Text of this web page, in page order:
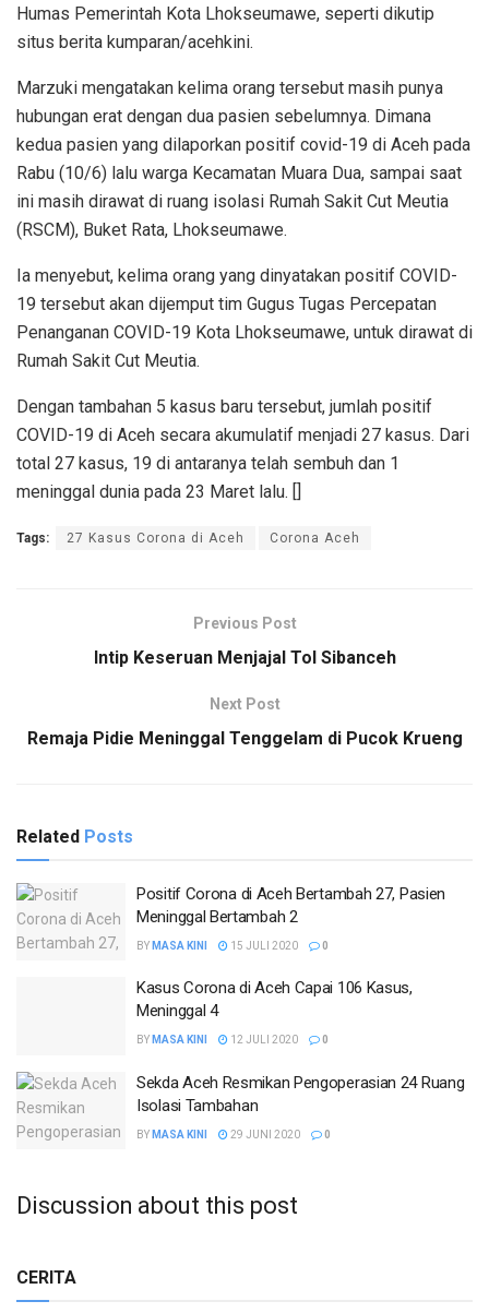
Humas Pemerintah Kota Lhokseumawe, seperti dikutip
situs berita kumparan/acehkini.
Marzuki mengatakan kelima orang tersebut masih punya
hubungan erat dengan dua pasien sebelumnya. Dimana
kedua pasien yang dilaporkan positif covid-19 di Aceh pada
Rabu (10/6) lalu warga Kecamatan Muara Dua, sampai saat
ini masih dirawat di ruang isolasi Rumah Sakit Cut Meutia
(RSCM), Buket Rata, Lhokseumawe.
Ia menyebut, kelima orang yang dinyatakan positif COVID-
19 tersebut akan dijemput tim Gugus Tugas Percepatan
Penanganan COVID-19 Kota Lhokseumawe, untuk dirawat di
Rumah Sakit Cut Meutia.
Dengan tambahan 5 kasus baru tersebut, jumlah positif
COVID-19 di Aceh secara akumulatif menjadi 27 kasus. Dari
total 27 kasus, 19 di antaranya telah sembuh dan 1
meninggal dunia pada 23 Maret lalu. []
Tags: 27 Kasus Corona di Aceh Corona Aceh
Previous Post
Intip Keseruan Menjajal Tol Sibanceh
Next Post
Remaja Pidie Meninggal Tenggelam di Pucok Krueng
Related Posts
Positif Corona di Aceh Bertambah 27, Pasien
Meninggal Bertambah 2
BY MASA KINI 15 JULI 2020 0
Kasus Corona di Aceh Capai 106 Kasus,
Meninggal 4
BY MASA KINI 12 JULI 2020 0
Sekda Aceh Resmikan Pengoperasian 24 Ruang
Isolasi Tambahan
BY MASA KINI 29 JUNI 2020 0
Discussion about this post
CERITA